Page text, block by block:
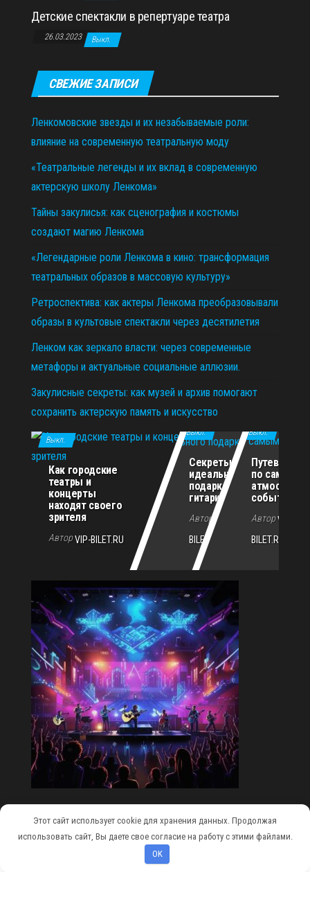
Детские спектакли в репертуаре театра
26.03.2023 Выкл.
СВЕЖИЕ ЗАПИСИ
Ленкомовские звезды и их незабываемые роли:
влияние на современную театральную моду
«Театральные легенды и их вклад в современную
актерскую школу Ленкома»
Тайны закулисья: как сценография и костюмы
создают магию Ленкома
«Легендарные роли Ленкома в кино: трансформация
театральных образов в массовую культуру»
Ретроспектива: как актеры Ленкома преобразовывали
образы в культовые спектакли через десятилетия
Ленком как зеркало власти: через современные
метафоры и актуальные социальные аллюзии.
Закулисные секреты: как музей и архив помогают
сохранить актерскую память и искусство
02.07.2026
Выкл.
Как городские
театры и
концерты
находят своего
зрителя
АвторVIP-BILET.RU
11.12.2025
Выкл.
Секреты
идеального
подарка для
гитариста
Автор VIP-
BILET.RU
Выкл.
по самым
событиям
АвторVIP-
BILET.RU
Сайт работает на WordPress Тема: Envo Magazine
Этот сайт использует cookie для хранения данных. Продолжая
использовать сайт, Вы даете свое согласие на работу с этими файлами.
OK